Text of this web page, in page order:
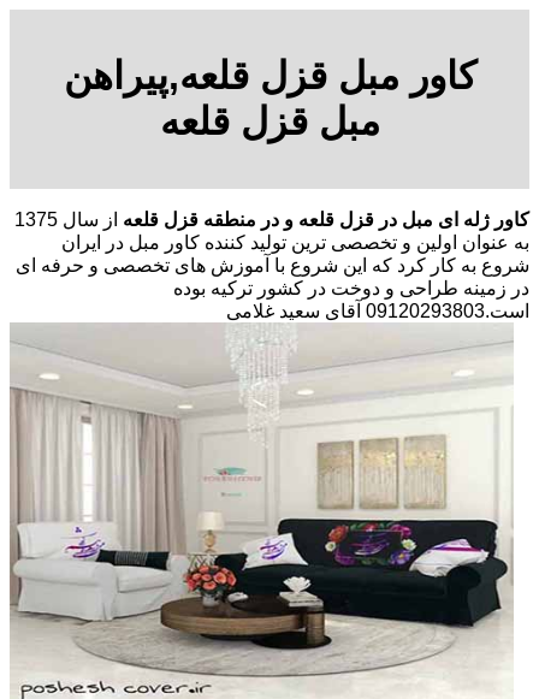
کاور مبل قزل قلعه,پیراهن
مبل قزل قلعه
کاور ژله ای مبل در قزل قلعه و در منطقه قزل قلعه
از سال 1375
به عنوان اولین و تخصصی ترین تولید کننده کاور مبل در ایران
شروع به کار کرد که این شروع با آموزش های تخصصی و حرفه ای
در زمینه طراحی و دوخت در کشور ترکیه بوده
است.09120293803 آقای سعید غلامی